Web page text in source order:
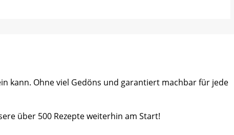
kann. Ohne viel Gedöns und garantiert machbar für jede
über 500 Rezepte weiterhin am Start!